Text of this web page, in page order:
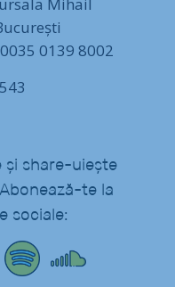
0139 8002
share-uiește
te la
sociale: